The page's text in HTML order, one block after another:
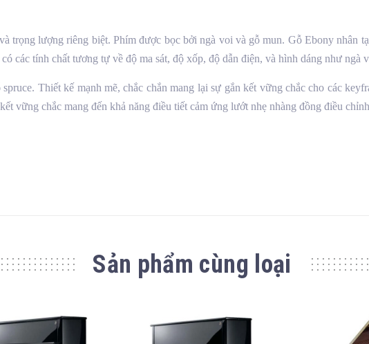
trọng lượng riêng biệt. Phím được bọc bởi ngà voi và gỗ mun. Gỗ Ebony nhân
các tính chất tương tự về độ ma sát, độ xốp, độ dẫn điện, và hình dáng như ngà
Thiết kế mạnh mẽ, chắc chắn mang lại sự gắn kết vững chắc cho các
vững chắc mang đến khả năng điều tiết cảm ứng lướt nhẹ nhàng đồng điều
Sản phẩm cùng loại